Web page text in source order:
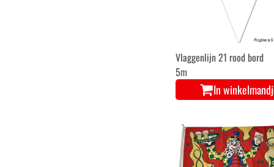
Vlaggenlijn 21 rood bord
5m
In